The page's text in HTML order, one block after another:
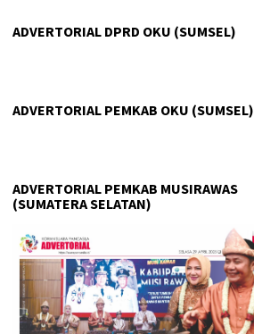
ADVERTORIAL DPRD OKU (SUMSEL)
ADVERTORIAL PEMKAB OKU (SUMSEL)
ADVERTORIAL PEMKAB MUSIRAWAS
(SUMATERA SELATAN)